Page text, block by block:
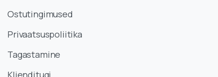
Ostutingimused
Privaatsuspoliitika
Tagastamine